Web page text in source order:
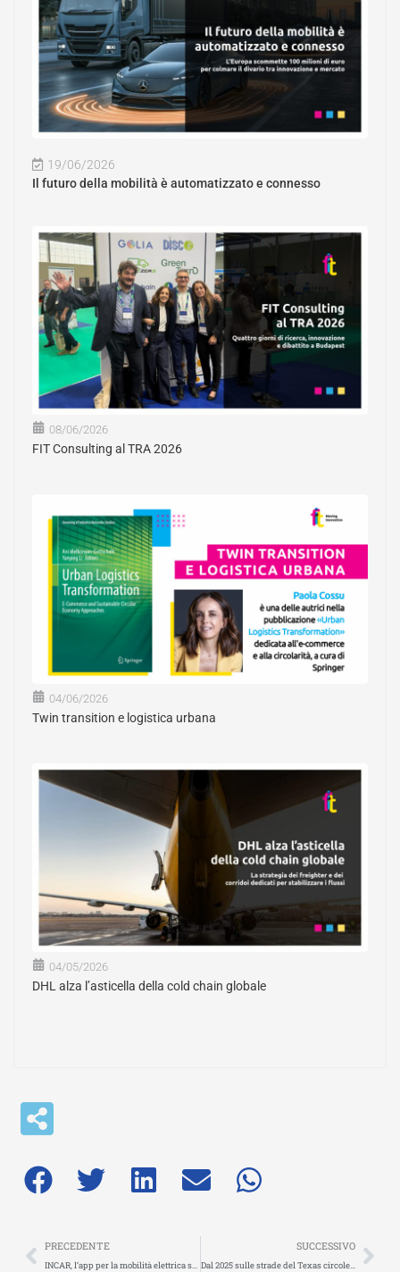
19/06/2026
Il futuro della mobilità è automatizzato e connesso
08/06/2026
FIT Consulting al TRA 2026
04/06/2026
Twin transition e logistica urbana
04/05/2026
DHL alza l’asticella della cold chain globale
Precedente
PRECEDENTE
INCAR, l’app per la mobilità elettrica sviluppata nell’ambito del progetto USER-CHI.
SUCCESSIVO
Dal 2025 sulle strade del Texas circoleranno camion a guida autonoma